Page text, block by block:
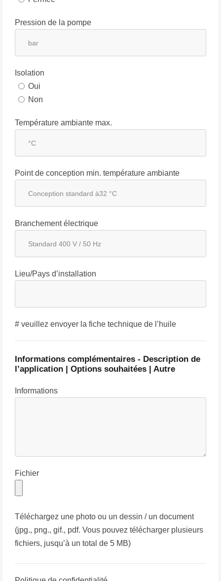
Pression de la pompe
Isolation
Oui
Non
Température ambiante max.
Point de conception min. température ambiante
Branchement électrique
Lieu/Pays d’installation
# veuillez envoyer la fiche technique de l’huile
Informations complémentaires - Description de
l’application | Options souhaitées | Autre
Informations
Fichier
Téléchargez une photo ou un dessin / un document
(jpg., png., gif., pdf. Vous pouvez télécharger plusieurs
fichiers, jusqu’à un total de 5 MB)